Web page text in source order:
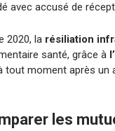
avec accusé de
2020, la résiliation
santé, grâce à
tout moment après un
les